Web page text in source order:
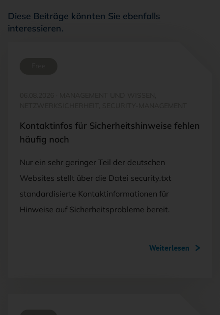
Diese Beiträge könnten Sie ebenfalls
interessieren.
Kontaktinfos für Sicherheitshinweise fehlen
häufig noch
Nur ein sehr geringer Teil der deutschen
Websites stellt über die Datei security.txt
standardisierte Kontaktinformationen für
Hinweise auf Sicherheitsprobleme bereit.
Weiterlesen